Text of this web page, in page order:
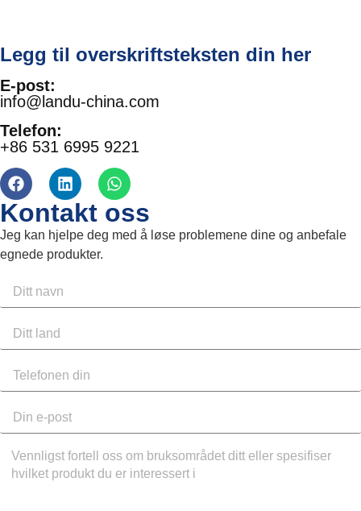
Legg til overskriftsteksten din her
E-post:
info@landu-china.com
Telefon:
+86 531 6995 9221
Kontakt oss
Jeg kan hjelpe deg med å løse problemene dine og anbefale
egnede produkter.